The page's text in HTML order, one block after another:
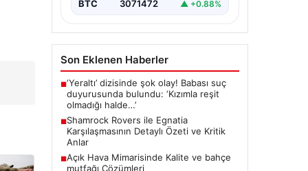
BTC 3071472 ▲ +0.88%
Son Eklenen Haberler
■‘Yeraltı’ dizisinde şok olay! Babası suç
duyurusunda bulundu: ‘Kızımla reşit
olmadığı halde…’
■Shamrock Rovers ile Egnatia
Karşılaşmasının Detaylı Özeti ve Kritik
Anlar
■Açık Hava Mimarisinde Kalite ve bahçe
mutfağı Çözümleri